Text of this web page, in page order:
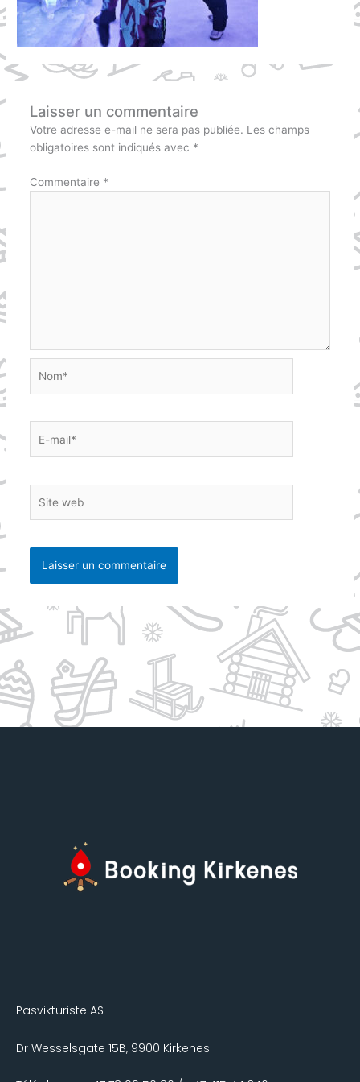
Laisser un commentaire
Votre adresse e-mail ne sera pas publiée. Les champs
obligatoires sont indiqués avec *
Commentaire *
mail*
web
Pasvikturiste AS
Dr Wesselsgate 15B, 9900 Kirkenes